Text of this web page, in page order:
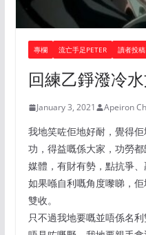
專欄 流亡手足PETER 讀者投稿
回練乙錚潑冷
January 3, 2021 Apeiron
我地笑咗佢地好耐，覺得
功，得益嘅係大家，功勞
媒體，有財有勢，點抗爭、
如果喺自利嘅角度嚟睇，
雙收。
只不過我地要嘅並唔係名